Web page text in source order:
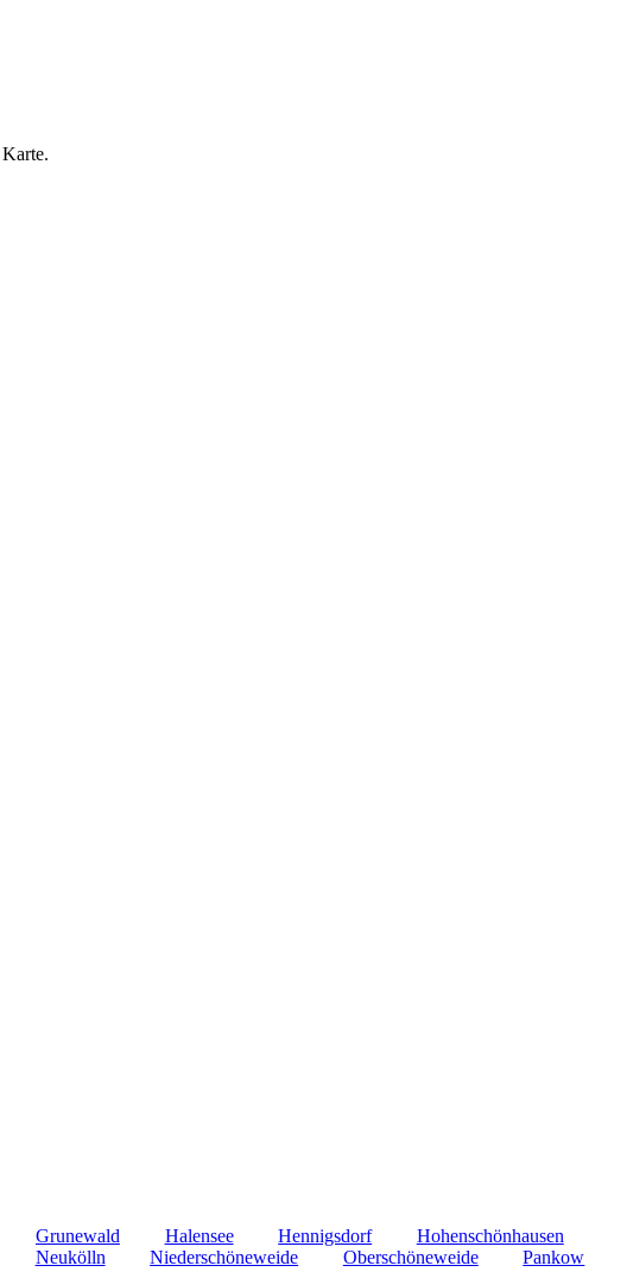
Grunewald Halensee Hennigsdorf
Hohenschönhausen
Neukölln Niederschöneweide Oberschöneweide
Pankow